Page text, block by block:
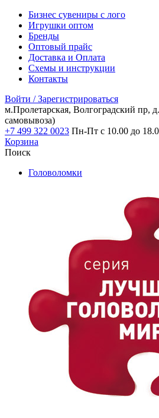
Бизнес сувениры с лого
Игрушки оптом
Бренды
Оптовый прайс
Доставка и Оплата
Схемы и инструкции
Контакты
Войти / Зарегистрироваться
м.Пролетарская, Волгоградский пр,
самовывоза)
+7 499 322 0023 Пн-Пт с 10.00 до
Корзина
Поиск
Головоломки